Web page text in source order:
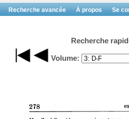
Recherche avancée À propos Se
Recherche
Volume: